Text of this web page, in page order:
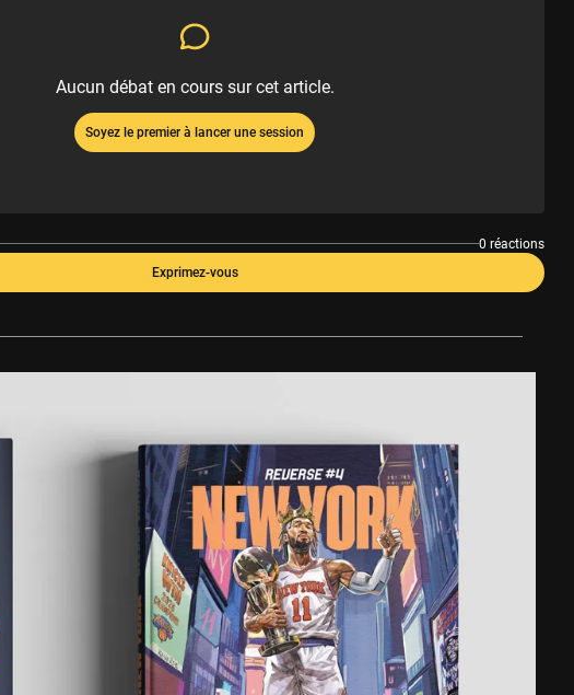
Aucun débat en cours sur cet article.
Soyez le premier à lancer une session
0 réactions
Exprimez-vous